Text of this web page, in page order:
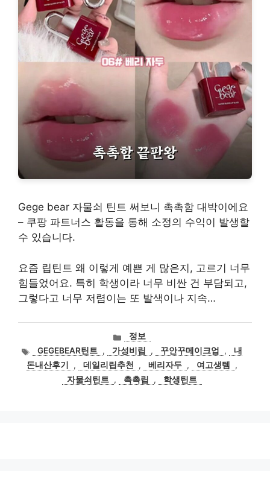
Gege bear 자물쇠 틴트 써보니 촉촉함 대박이에요
– 쿠팡 파트너스 활동을 통해 소정의 수익이 발생할
수 있습니다.
요즘 립틴트 왜 이렇게 예쁜 게 많은지, 고르기 너무
힘들었어요. 특히 학생이라 너무 비싼 건 부담되고,
그렇다고 너무 저렴이는 또 발색이나 지속…
카
테
고
리
정보
태
그
GEGEBEAR틴트 , 가성비립 , 꾸안꾸메이크업 ,
내
돈내산후기
, 데일리립추천 , 베리자두 , 여고생템
,
자물쇠틴트 , 촉촉립 , 학생틴트